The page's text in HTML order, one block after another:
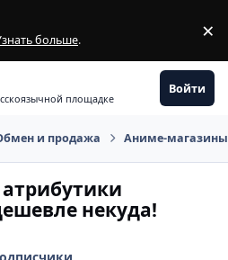
больше. ×
площадке
Войти
и продажа Аниме-магазины
некуда!